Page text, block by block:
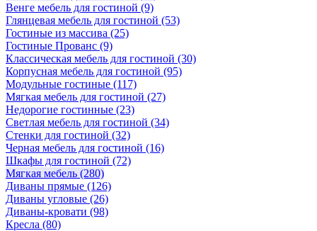
Венге мебель для гостиной (9)
Глянцевая мебель для гостиной (53)
Гостиные из массива (25)
Гостиные Прованс (9)
Классическая мебель для гостиной (30)
Корпусная мебель для гостиной (95)
Модульные гостиные (117)
Мягкая мебель для гостиной (27)
Недорогие гостинные (23)
Светлая мебель для гостиной (34)
Стенки для гостиной (32)
Черная мебель для гостиной (16)
Шкафы для гостиной (72)
Мягкая мебель (280)
Диваны прямые (126)
Диваны угловые (26)
Диваны-кровати (98)
Кресла (80)